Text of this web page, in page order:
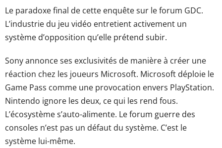
Le paradoxe final de cette enquête sur le forum GDC.
L’industrie du jeu vidéo entretient activement un
système d’opposition qu’elle prétend subir.
Sony annonce ses exclusivités de manière à créer une
réaction chez les joueurs Microsoft. Microsoft déploie le
Game Pass comme une provocation envers PlayStation.
Nintendo ignore les deux, ce qui les rend fous.
L’écosystème s’auto-alimente. Le forum guerre des
consoles n’est pas un défaut du système. C’est le
système lui-même.